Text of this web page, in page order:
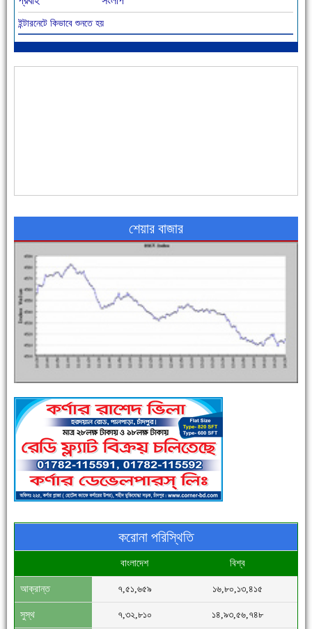
আজ বিশিষ্ট শিক্ষাবিদ এ.টি. আহমেদ হোসাইন রুশদীর ৪৬তম মৃত্যুবার্ষিকী
এক সপ্তাহে শনাক্ত বেড়েছে ৫৫%, মৃত্যু ৪৬%
পুলিশ সদস্যদের জন্যে এসপির মৌসুমি ফল উপহার
সিগমা ওয়েল ইন্ডাস্ট্রির মেকানিক ও গ্রাহক সভা
ইন্টারনেটে কিভাবে শুনতে হয়
শেয়ার বাজার
করোনা পরিস্থিতি
বাংলাদেশ বিশ্ব
আক্রান্ত ৭,৫১,৬৫৯ ১৬,৮০,১৩,৪১৫
সুস্থ ৭,৩২,৮১০ ১৪,৯৩,৫৬,৭৪৮